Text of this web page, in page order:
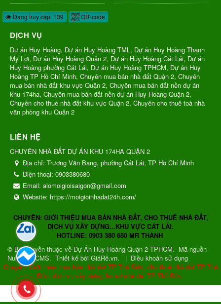
Đang truy cập: 139 QR-code
DỊCH VỤ
Dự án Huy Hoàng, Dự án Huy Hoàng TML, Dự án Huy Hoàng Thạnh
Mỹ Lợi, Dự án Huy Hoàng Quận 2, Dự án Huy Hoàng Cát Lái, Dự án
Huy Hoàng phường Cát Lái, Dự án Huy Hoàng TPHCM, Dự án Huy
Hoàng TP Hồ Chí Minh, Chuyên mua bán nhà đất Quận 2, Chuyên
mua bán nhà đất khu vực Quận 2, Chuyên mua bán đất nền dự án
khu 174ha, Chuyên mua bán đất nền dự án Huy Hoàng Quận 2,
Chuyên cho thuê nhà đất khu vực Quận 2, Chuyên cho thuê toà nhà
văn phòng khu Quận 2
LIÊN HỆ
CHUYÊN NHÀ ĐẤT DỰ ÁN KHU 174HA QUẬN 2
Địa chỉ: Trương Văn Bang, phường Cát Lái, TP Hồ Chí Minh
Điện thoại: 0903380680
Email: alomoigioisaigon@gmail.com
Website: https://moigioinhadat24h.com/
CHUYÊN: GIỚI THIỆU MUA BÁN NHÀ ĐẤT, CHO THUÊ NHÀ ĐẤT,
DỊCH VỤ XÂY DỰNG...KHU VỰC CÁT LÁI.
HOTLINE: 0903 380 680 MR THÀNH
© Bản quyền thuộc về Dự Án Huy Hoàng Quận 2 TPHCM. Mã nguồn
NukeViet CMS. Thiết kế bởi GiáRẻ.vn. | Điều khoản sử dụng
Chuyên: Giới thiệu mua bán nhà đất TP Thủ Đức, cho thuê nhà đất TP Thủ
Đức, dịch vụ xây dựng, hồ sơ nhà đất TP Thủ Đức.